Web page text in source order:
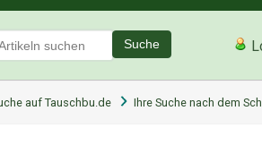
Suche
auf Tauschbu.de Ihre Suche nach dem